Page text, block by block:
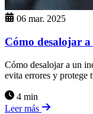
06 mar. 2025
Cómo desalojar
Cómo desalojar a un
evita errores y
4 min
Leer más